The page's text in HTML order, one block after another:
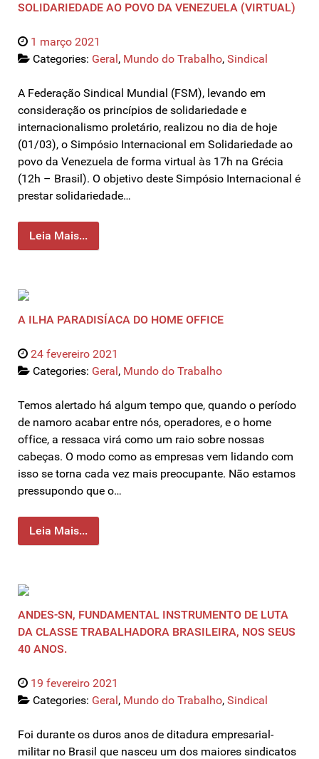
SOLIDARIEDADE AO POVO DA VENEZUELA (VIRTUAL)
1 março 2021
Categories: Geral, Mundo do Trabalho, Sindical
A Federação Sindical Mundial (FSM), levando em
consideração os princípios de solidariedade e
internacionalismo proletário, realizou no dia de hoje
(01/03), o Simpósio Internacional em Solidariedade ao
povo da Venezuela de forma virtual às 17h na Grécia
(12h – Brasil). O objetivo deste Simpósio Internacional é
prestar solidariedade…
Leia Mais...
A ILHA PARADISÍACA DO HOME OFFICE
24 fevereiro 2021
Categories: Geral, Mundo do Trabalho
Temos alertado há algum tempo que, quando o período
de namoro acabar entre nós, operadores, e o home
office, a ressaca virá como um raio sobre nossas
cabeças. O modo como as empresas vem lidando com
isso se torna cada vez mais preocupante. Não estamos
pressupondo que o…
Leia Mais...
ANDES-SN, FUNDAMENTAL INSTRUMENTO DE LUTA
DA CLASSE TRABALHADORA BRASILEIRA, NOS SEUS
40 ANOS.
19 fevereiro 2021
Categories: Geral, Mundo do Trabalho, Sindical
Foi durante os duros anos de ditadura empresarial-
militar no Brasil que nasceu um dos maiores sindicatos